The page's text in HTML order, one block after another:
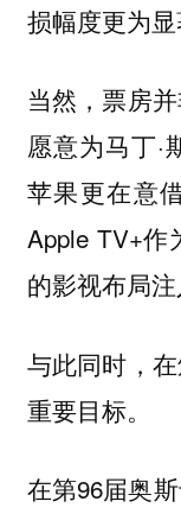
损幅度更为显
当然，票房
愿意为马丁·
苹果更在意
Apple TV+
的影视布局注
与此同时，
重要目标。
在第96届奥